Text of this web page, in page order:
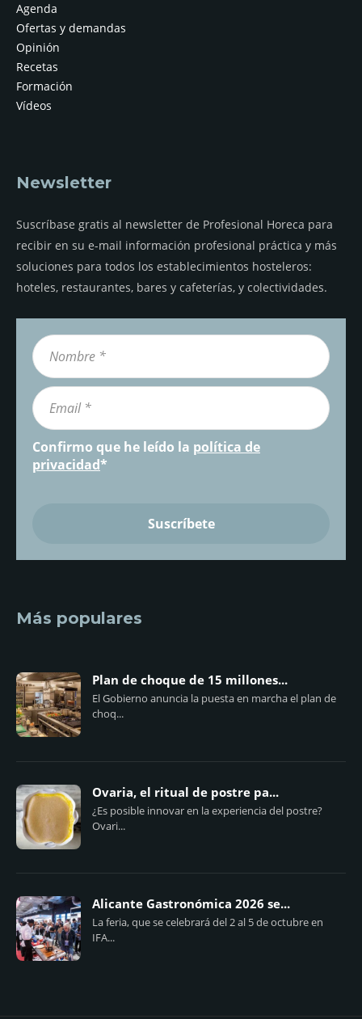
Agenda
Ofertas y demandas
Opinión
Recetas
Formación
Vídeos
Newsletter
Suscríbase gratis al newsletter de Profesional Horeca para
recibir en su e-mail información profesional práctica y más
soluciones para todos los establecimientos hosteleros:
hoteles, restaurantes, bares y cafeterías, y colectividades.
Confirmo que he leído la política de
privacidad*
Más populares
Plan de choque de 15 millones...
El Gobierno anuncia la puesta en marcha el plan de
choq...
Ovaria, el ritual de postre pa...
¿Es posible innovar en la experiencia del postre?
Ovari...
Alicante Gastronómica 2026 se...
La feria, que se celebrará del 2 al 5 de octubre en
IFA...